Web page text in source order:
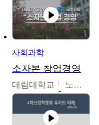
사회과학
소자본 창업경영
대림대학교 노경호